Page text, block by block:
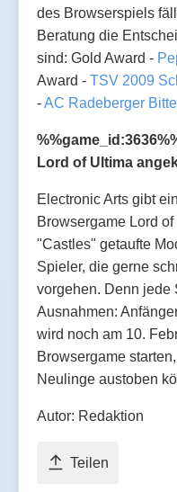
des Browserspiels
Beratung die
sind: Gold Award -
Award - TSV 2009
-AC Radeberger
Lord of Ultima
Electronic Arts gibt
Browsergame Lord
"Castles" getaufte
Spieler, die gerne
vorgehen. Denn jede
Ausnahmen:
wird noch am 10.
Browsergame
Neulinge austoben
Autor: Redaktion
Teilen